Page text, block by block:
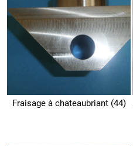
Fraisage à chateaubriant (44)